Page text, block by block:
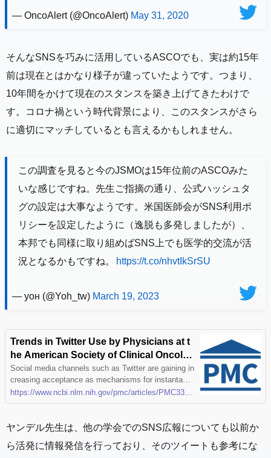
— OncoAlert (@OncoAlert) May 31, 2020
そんなSNSを巧みに活用しているASCOでも、実は約15年
前は現在とはかなり様子が違っていたようです。つまり、
10年間をかけて現在のスタンスを築き上げてきたわけで
す。コロナ禍という時代背景により、このスタンスがさら
に適切にマッチしているとも言えるかもしれません。
この調査を見ると今のJSMOは15年位前のASCOみた
いな感じですね。先生ご指摘の通り、公式ハッシュタ
グの設定は大事なようです。米国医師会がSNS利用ポ
リシーを設定したように（逸脱も多発しましたが）、
本邦でも同様に取り組めばSNS上でも医学的交流が活
況となるかもですね。
https://t.co/nhvtIkSrSU
— уон (@Yoh_tw) March 19, 2023
Trends in Twitter Use by Physicians at t
he American Society of Clinical Oncolo
gy Annual Meeting, 2010 and 2011
Social media channels such as Twitter are gaining in
creasing acceptance as mechanisms for instantane
ous scientific dialogue. Professional medical societi
es such as ASCO are using social media to expand
d ...
ヤンデル先生は、他の学会でのSNS広報についても以前か
ら活発に情報発信を行っており、そのツイートも参考にな